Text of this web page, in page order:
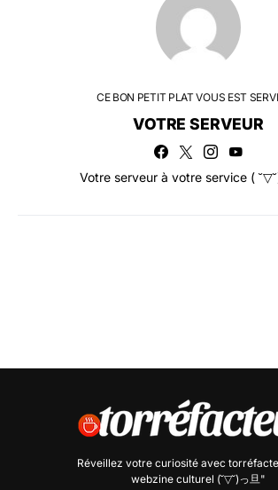
CE BON PETIT PLAT VOUS EST
VOTRE SERVEUR
Votre serveur à votre service (
Réveillez votre curiosité avec
webzine culturel (˘▽˘)っ旦"